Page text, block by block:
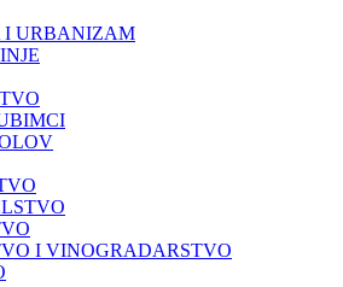
I URBANIZAM
I VINOGRADARSTVO